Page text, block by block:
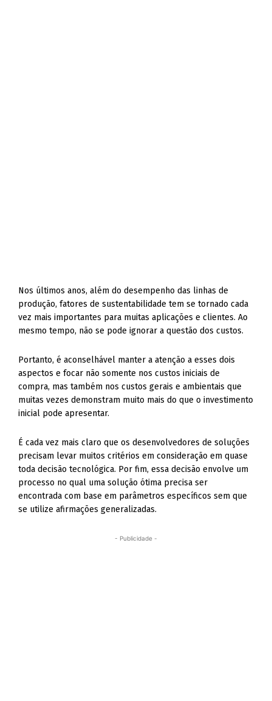
Nos últimos anos, além do desempenho das linhas de
produção, fatores de sustentabilidade tem se tornado cada
vez mais importantes para muitas aplicações e clientes. Ao
mesmo tempo, não se pode ignorar a questão dos custos.
Portanto, é aconselhável manter a atenção a esses dois
aspectos e focar não somente nos custos iniciais de
compra, mas também nos custos gerais e ambientais que
muitas vezes demonstram muito mais do que o investimento
inicial pode apresentar.
É cada vez mais claro que os desenvolvedores de soluções
precisam levar muitos critérios em consideração em quase
toda decisão tecnológica. Por fim, essa decisão envolve um
processo no qual uma solução ótima precisa ser
encontrada com base em parâmetros específicos sem que
se utilize afirmações generalizadas.
- Publicidade -